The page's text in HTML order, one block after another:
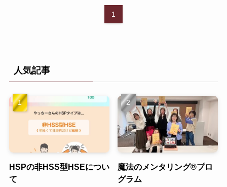
1
人気記事
HSPの非HSS型HSEについ
て
魔法のメンタリング®︎プロ
グラム